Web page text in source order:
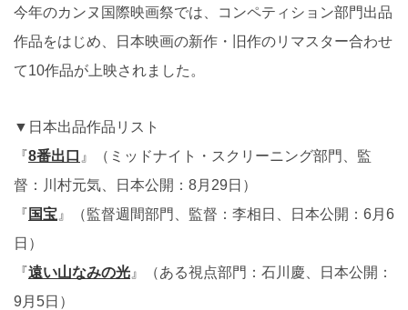
今年のカンヌ国際映画祭では、コンペティション部門出品
作品をはじめ、日本映画の新作・旧作のリマスター合わせ
て10作品が上映されました。
▼日本出品作品リスト
『8番出口 』（ミッドナイト・スクリーニング部門、監
督：川村元気、日本公開：8月29日）
『 国宝 』（監督週間部門、監督：李相日、日本公開：6月6
日）
『遠い山なみの光 』（ある視点部門：石川慶、日本公開：
9月5日）